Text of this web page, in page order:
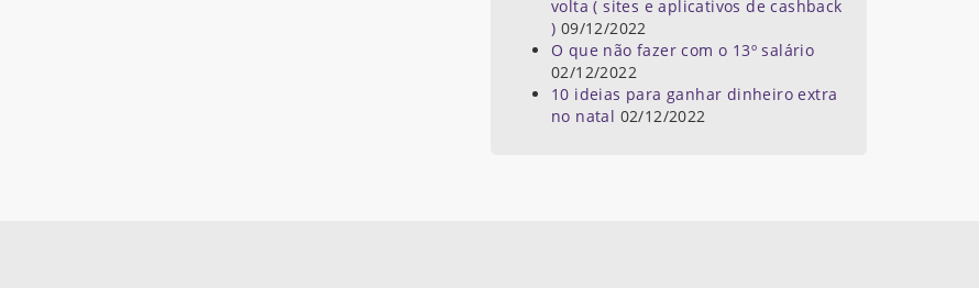
volta ( sites e aplicativos de cashback
) 09/12/2022
O que não fazer com o 13º salário
02/12/2022
10 ideias para ganhar dinheiro extra
no natal 02/12/2022